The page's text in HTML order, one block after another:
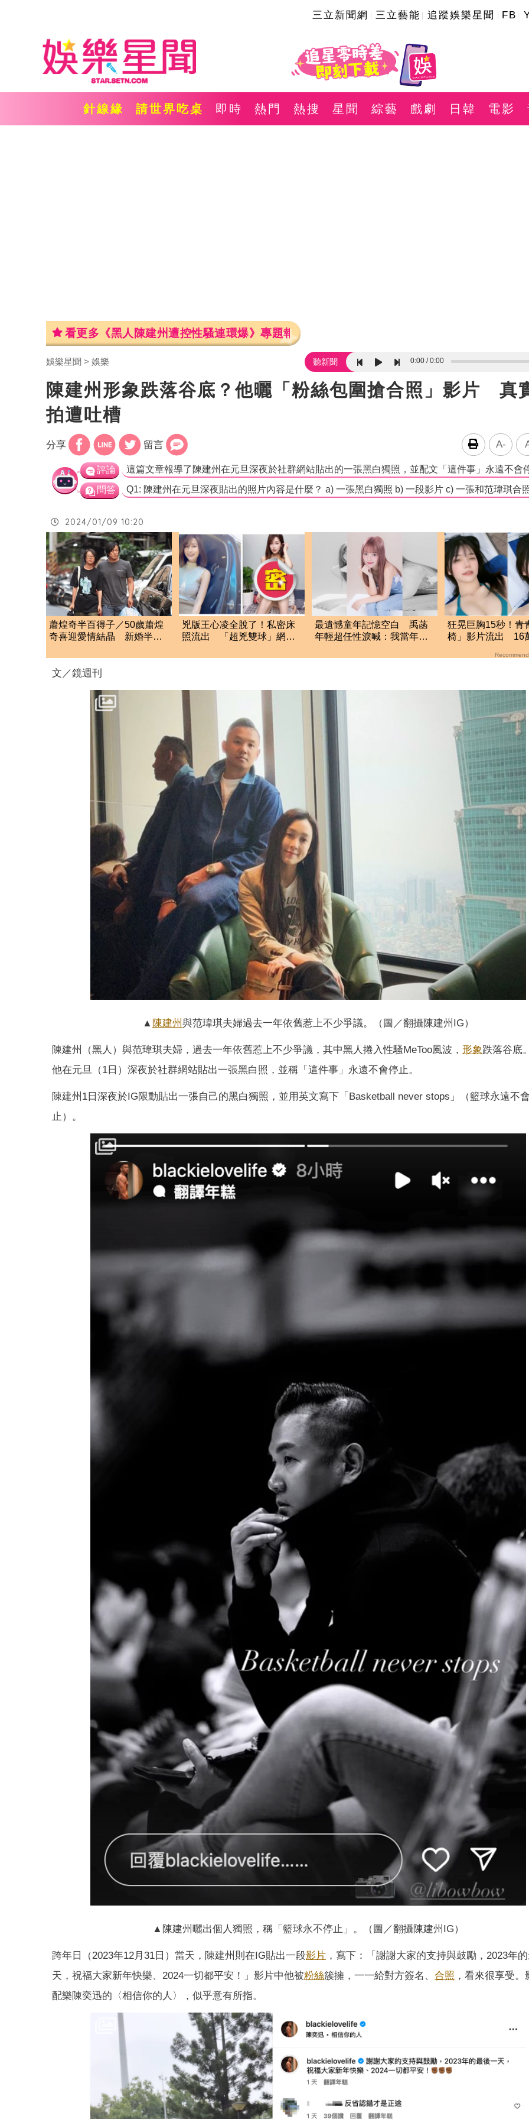
三立新聞網 三立藝能 追蹤娛樂星聞 FB
針線緣 請世界吃桌 即時 熱門 熱搜 星聞 綜藝 戲劇 日韓 電影
看更多《黑人陳建州遭控性騷連環爆》專題報導
娛樂星聞 娛樂 聽新聞 0:00 0:00
陳建州形象跌落谷底？他曬「粉絲包圍搶合照」影片 真
拍遭吐槽
分享 留言 A-
評論
問答
2024/01/09 10:20
蕭煌奇半百得子／50歲蕭煌
奇喜迎愛情結晶 新婚半年
兇版王心凌全脫了！私密床
照流出 「超兇雙球」網暴
最遺憾童年記憶空白 禹菡
年輕超任性淚喊：我當年真
狂晃巨胸15秒！青
椅」影片流出 16
文／鏡週刊
▲ 陳建州 與范瑋琪夫婦過去一年依舊惹上不少爭議。（圖／翻攝陳建州IG）
陳建州（黑人）與范瑋琪夫婦，過去一年依舊惹上不少爭議，其中黑人捲入性騷MeToo風波， 形象跌落谷底
他在元旦（1日）深夜於社群網站貼出一張黑白照，並稱「這件事」永遠不會停止。
陳建州1日深夜於IG限動貼出一張自己的黑白獨照，並用英文寫下「Basketball never stops」（籃球永遠不
止）。
▲陳建州曬出個人獨照，稱「籃球永不停止」。（圖／翻攝陳建州IG）
跨年日（2023年12月31日）當天，陳建州則在IG貼出一段影片 ，寫下：「謝謝大家的支持與鼓勵，2023年
天，祝福大家新年快樂、2024一切都平安！」影片中他被粉絲簇擁，一一給對方簽名、 合照 ，看來很享受。
配樂陳奕迅的〈相信你的人〉，似乎意有所指。